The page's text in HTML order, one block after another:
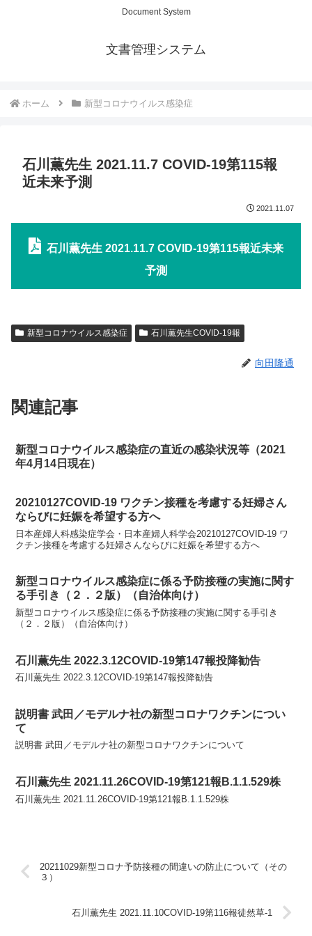
Document System
文書管理システム
ホーム 新型コロナウイルス感染症
石川薫先生 2021.11.7 COVID-19第115報
近未来予測
2021.11.07
石川薫先生 2021.11.7 COVID-19第115報近未来
予測
新型コロナウイルス感染症 石川薫先生COVID-19報
向田隆通
関連記事
新型コロナウイルス感染症の直近の感染状況等（2021
年4月14日現在）
20210127COVID-19 ワクチン接種を考慮する妊婦さん
ならびに妊娠を希望する⽅へ
日本産婦人科感染症学会・日本産婦人科学会20210127COVID-19 ワ
クチン接種を考慮する妊婦さんならびに妊娠を希望する⽅へ
新型コロナウイルス感染症に係る予防接種の実施に関す
る手引き（２．２版）（自治体向け）
新型コロナウイルス感染症に係る予防接種の実施に関する手引き
（２．２版）（自治体向け）
石川薫先生 2022.3.12COVID-19第147報投降勧告
石川薫先生 2022.3.12COVID-19第147報投降勧告
説明書 武田／モデルナ社の新型コロナワクチンについ
て
説明書 武田／モデルナ社の新型コロナワクチンについて
石川薫先生 2021.11.26COVID-19第121報B.1.1.529株
石川薫先生 2021.11.26COVID-19第121報B.1.1.529株
20211029新型コロナ予防接種の間違いの防止について（その
３）
石川薫先生 2021.11.10COVID-19第116報徒然草-1